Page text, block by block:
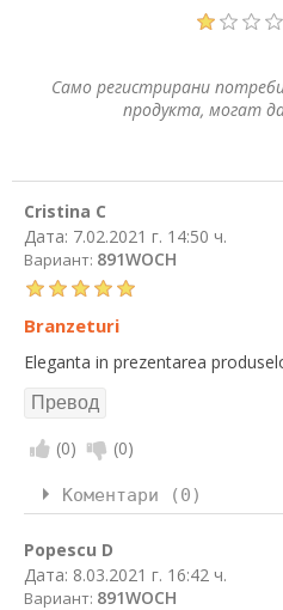
Само регистрирани
продукта, могат
Cristina C
Дата: 7.02.2021 г. 14:50 ч.
Вариант: 891WOCH
Branzeturi
Eleganta in prezentarea
(0) (0)
Коментари (0)
Popescu D
Дата: 8.03.2021 г. 16:42 ч.
Вариант: 891WOCH